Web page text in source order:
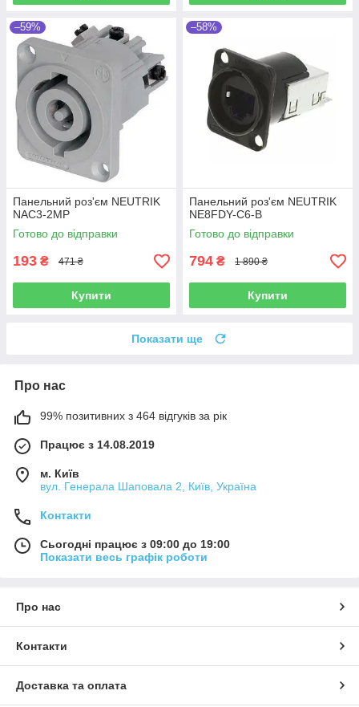
–59%
Панельний роз'єм NEUTRIK
NAC3-2MP
Готово до відправки
193 ₴ 471 ₴
Купити
–58%
Панельний роз'єм NEUTRIK
NE8FDY-C6-B
Готово до відправки
794 ₴ 1 890 ₴
Купити
Показати ще
Про нас
99% позитивних з 464 відгуків за рік
Працює з 14.08.2019
м. Київ
вул. Генерала Шаповала 2, Київ, Україна
Контакти
Сьогодні працює з 09:00 до 19:00
Показати весь графік роботи
Про нас
Контакти
Доставка та оплата